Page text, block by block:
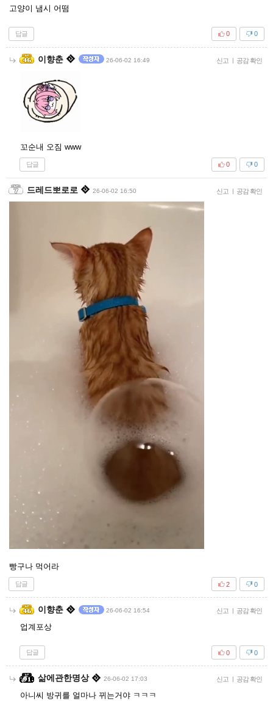
고양이 냄시 어떰
답글 0
0
이향춘 26-06-02 16:49 신고 | 공감 확인
꼬순내 오짐 www
답글 0
0
드레드뽀로로 26-06-02 16:50 신고 | 공감 확인
빵구나 먹어라
답글 0
2
이향춘 26-06-02 16:54 신고 공감 확인
업계포상
답글 0
0
삶에관한명상 26-06-02 17:03 신고 공감 확인
아니씨 방귀를 얼마나 뀌는거야 ㅋㅋㅋ